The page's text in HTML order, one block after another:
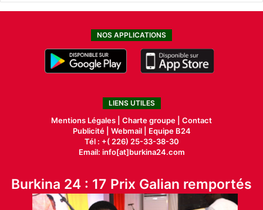
NOS APPLICATIONS
LIENS UTILES
Mentions Légales | Charte groupe | Contact
Publicité| Webmail |
Equipe B24
Tél : +( 226) 25-33-38-30
Email: info[at]burkina24.com
Burkina 24 : 17 Prix Galian remportés